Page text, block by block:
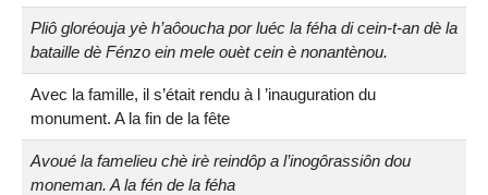
Pliô gloréouja yè h’aôoucha por luéc la féha di cein-t-an dè la
bataille dè Fénzo ein mele ouèt cein è nonantènou.
Avec la famille, il s’était rendu à l ’inauguration du
monument. A la fin de la fête
Avoué la famelieu chè irè reindôp a l’inogôrassiôn dou
moneman. A la fén de la féha